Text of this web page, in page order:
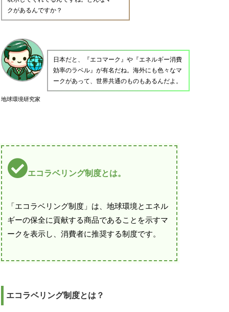
クがあるんですか？
地球環境研究家
日本だと、『エコマーク』や『エネルギー消費
効率のラベル』が有名だね。海外にも色々なマ
ークがあって、世界共通のものもあるんだよ。
エコラベリング制度とは。
「エコラベリング制度」は、地球環境とエネル
ギーの保全に貢献する商品であることを示すマ
ークを表示し、消費者に推奨する制度です。
エコラベリング制度とは？